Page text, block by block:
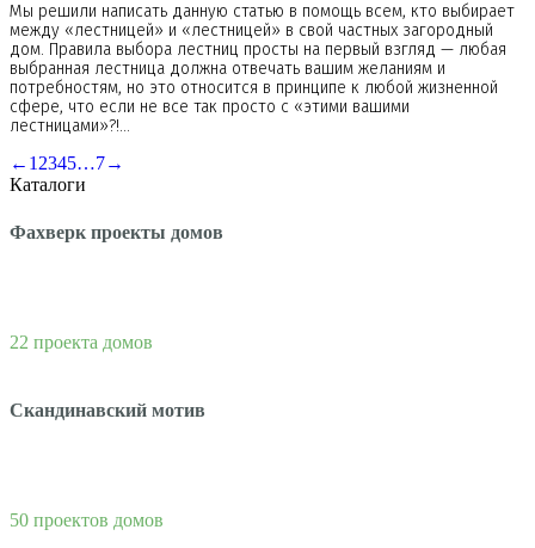
Мы решили написать данную статью в помощь всем, кто выбирает
между «лестницей» и «лестницей» в свой частных загородный
дом. Правила выбора лестниц просты на первый взгляд — любая
выбранная лестница должна отвечать вашим желаниям и
потребностям, но это относится в принципе к любой жизненной
сфере, что если не все так просто с «этими вашими
лестницами»?!…
← 1 2345…7→
Каталоги
Фахверк проекты домов
22 проекта домов
Скандинавский мотив
50 проектов домов